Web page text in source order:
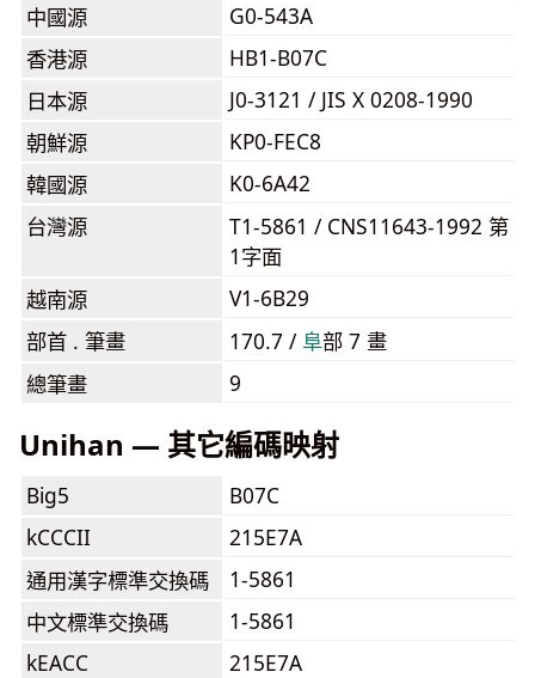
中國源
G0-543A
香港源
HB1-B07C
日本源
J0-3121 / JIS X 0208-1990
朝鮮源
KP0-FEC8
韓國源
K0-6A42
台灣源
T1-5861 / CNS11643-1992 第
1字面
越南源
V1-6B29
部首 . 筆畫
170.7 / ⾩部 7 畫
總筆畫
9
Unihan — 其它編碼映射
Big5
B07C
kCCCII
215E7A
通用漢字標準交換碼
1-5861
中文標準交換碼
1-5861
kEACC
215E7A